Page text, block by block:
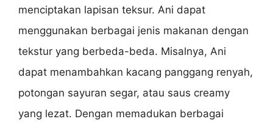
menciptakan lapisan teksur. Ani dapat
menggunakan berbagai jenis makanan dengan
tekstur yang berbeda-beda. Misalnya, Ani
dapat menambahkan kacang panggang renyah,
potongan sayuran segar, atau saus creamy
yang lezat. Dengan memadukan berbagai